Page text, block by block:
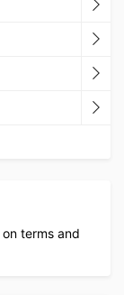
terms and